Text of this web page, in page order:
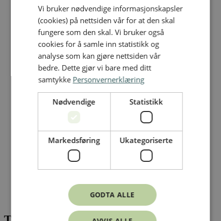
Skader på bestemte ting/temaer
ENGLISH
Vi bruker nødvendige informasjonskapsler
(cookies) på nettsiden vår for at den skal
fungere som den skal. Vi bruker også
cookies for å samle inn statistikk og
analyse som kan gjøre nettsiden vår
bedre. Dette gjør vi bare med ditt
samtykke Personvernerklæring
Nødvendige Statistikk
Markedsføring Ukategoriserte
GODTA ALLE